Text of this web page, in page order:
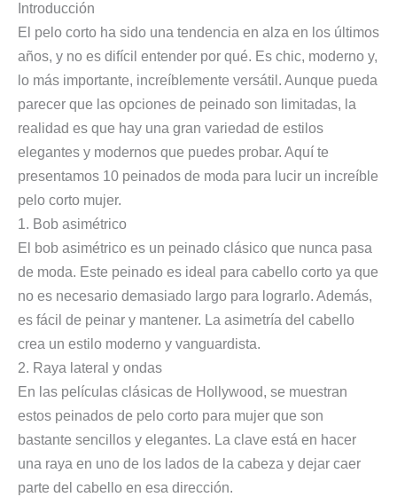
Introducción
El pelo corto ha sido una tendencia en alza en los últimos
años, y no es difícil entender por qué. Es chic, moderno y,
lo más importante, increíblemente versátil. Aunque pueda
parecer que las opciones de peinado son limitadas, la
realidad es que hay una gran variedad de estilos
elegantes y modernos que puedes probar. Aquí te
presentamos 10 peinados de moda para lucir un increíble
pelo corto mujer.
1. Bob asimétrico
El bob asimétrico es un peinado clásico que nunca pasa
de moda. Este peinado es ideal para cabello corto ya que
no es necesario demasiado largo para lograrlo. Además,
es fácil de peinar y mantener. La asimetría del cabello
crea un estilo moderno y vanguardista.
2. Raya lateral y ondas
En las películas clásicas de Hollywood, se muestran
estos peinados de pelo corto para mujer que son
bastante sencillos y elegantes. La clave está en hacer
una raya en uno de los lados de la cabeza y dejar caer
parte del cabello en esa dirección.